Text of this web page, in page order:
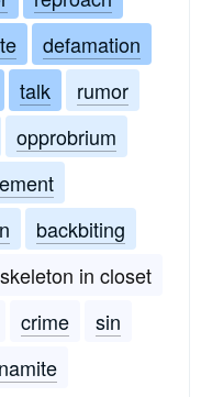
defamation
talk
rumor
opprobrium
backbiting
skeleton in closet
crime
sin